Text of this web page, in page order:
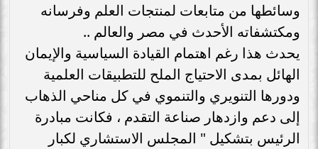
وسائطها من متابعات لمنتجات العلم وفرسانه
ومكتشفاته الأحدث في مصر والعالم ..
يحدث هذا رغم اهتمام القيادة السياسية والإيمان
الهائل بمدى الاحتياج الملح للتطبيقات العلمية
ودورها التنويري والتنموي في كل مناحي الذهاب
إلى دعم وازدهار صناعة التقدم ، فكانت مبادرة
الرئيس بتشكيل " المجلس الاستشاري لكبار